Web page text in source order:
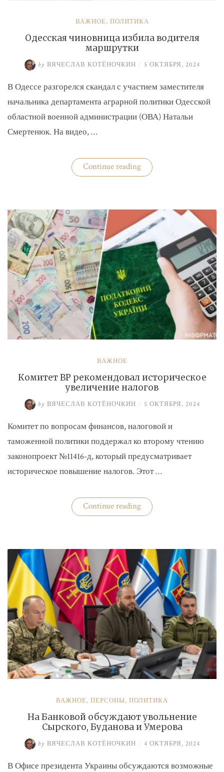
ВАЖНОЕ, ПОЛИТИКА
Одесская чиновница избила водителя
маршрутки
by ВЯЧЕСЛАВ КОТЁНОЧКИН / 5 ОКТЯБРЯ, 2024
В Одессе разгорелся скандал с участием заместителя
начальника департамента аграрной политики Одесской
областной военной администрации (ОВА) Натальи
Смертенюк. На видео, …
Continue reading«Одесская
чиновница
ВАЖНОЕ
Комитет ВР рекомендовал историческое
увеличение налогов
by ВЯЧЕСЛАВ КОТЁНОЧКИН / 5 ОКТЯБРЯ, 2024
Комитет по вопросам финансов, налоговой и
таможенной политики поддержал ко второму чтению
законопроект №11416-д, который предусматривает
историческое повышение налогов. Этот …
Continue reading«Комитет
ВР
налогов»
ВАЖНОЕ, ПЕРСОНЫ, ПОЛИТИКА
На Банковой обсуждают увольнение
Сырского, Буданова и Умерова
by ВЯЧЕСЛАВ КОТЁНОЧКИН / 4 ОКТЯБРЯ, 2024
В Офисе президента Украины обсуждаются возможные